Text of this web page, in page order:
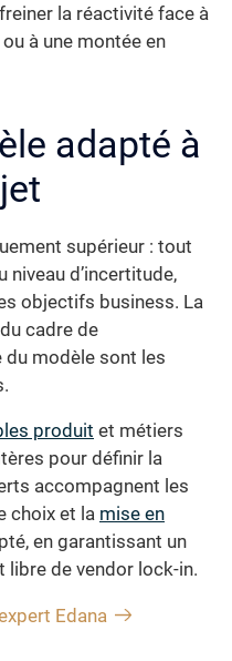
la réactivité face à
à une montée en
adapté à
supérieur : tout
d’incertitude,
objectifs business. La
cadre de
modèle sont les
produit et métiers
pour définir la
accompagnent les
choix et la mise en
en garantissant un
libre de vendor lock-in.
Edana